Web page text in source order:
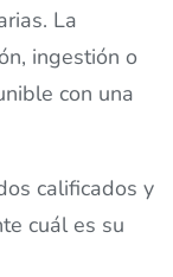
La
ingestión o
con una
calificados y
cuál es su